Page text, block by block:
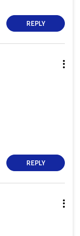
REPLY
REPLY